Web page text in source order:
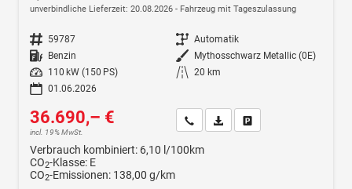
unverbindliche Lieferzeit: 20.08.2026 Fahrzeug mit Tageszulassung
Fahrzeugnr. 59787 Getriebe Automatik
Kraftstoff Benzin Außenfarbe Mythosschwarz Metallic (0E)
Leistung
110 kW (150 PS) Kilometerstand 20 km
01.06.2026
36.690,– €
incl. 19% MwSt.
Wir rufen Sie anFahrzeugexposé (PDF)
Verbrauch kombiniert: 6,10 l/100km
CO2-Klasse: E
CO2-Emissionen: 138,00 g/km